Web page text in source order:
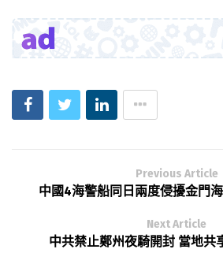
Previous Article
中國4海警船同日兩度侵擾金門
Next Article
中共禁止鄭州夜騎開封 當地共